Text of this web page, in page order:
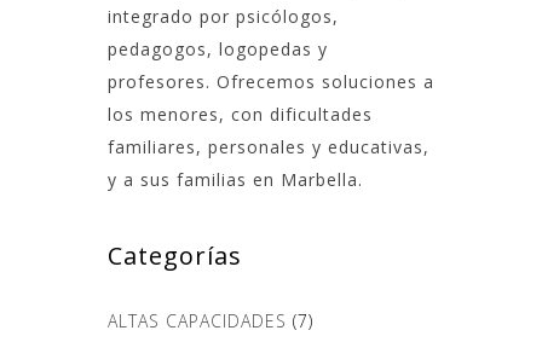
integrado por psicólogos,
pedagogos, logopedas y
profesores. Ofrecemos soluciones a
los menores, con dificultades
familiares, personales y educativas,
y a sus familias en Marbella.
Categorías
ALTAS CAPACIDADES (7)